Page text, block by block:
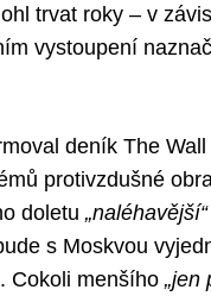
trvat roky – v
vystoupení
deník The
protivzdušné
doletu „naléhavější“
s Moskvou
Cokoli menšího „jen